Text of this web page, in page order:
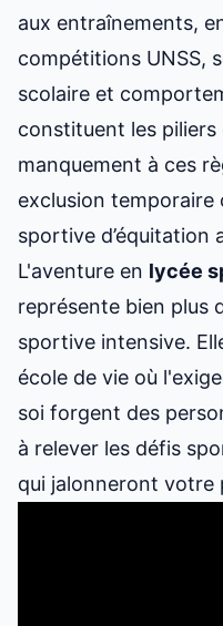
aux entraînements,
compétitions UNSS,
scolaire et
constituent les
manquement à ces
exclusion temporaire
sportive d’équitation
L'aventure en lycée
représente bien plus
sportive intensive.
école de vie où
soi forgent des
à relever les défis
qui jalonneront votre